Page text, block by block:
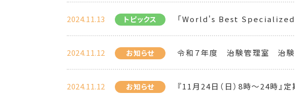
2024.11.13 トピックス 「World's Best Specialized
2024.11.12 お知らせ 令和７年度 治験管理室 治験
2024.11.12 お知らせ 『11月24日（日）8時～24時』